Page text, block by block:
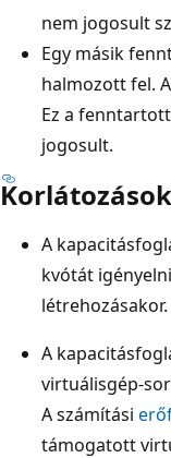
nem jogosult
Egy másik
halmozott fel.
Ez a
jogosult.
A
kvótát
létrehozásakor.
A
virtuálisgép-
A számítási
támogatott